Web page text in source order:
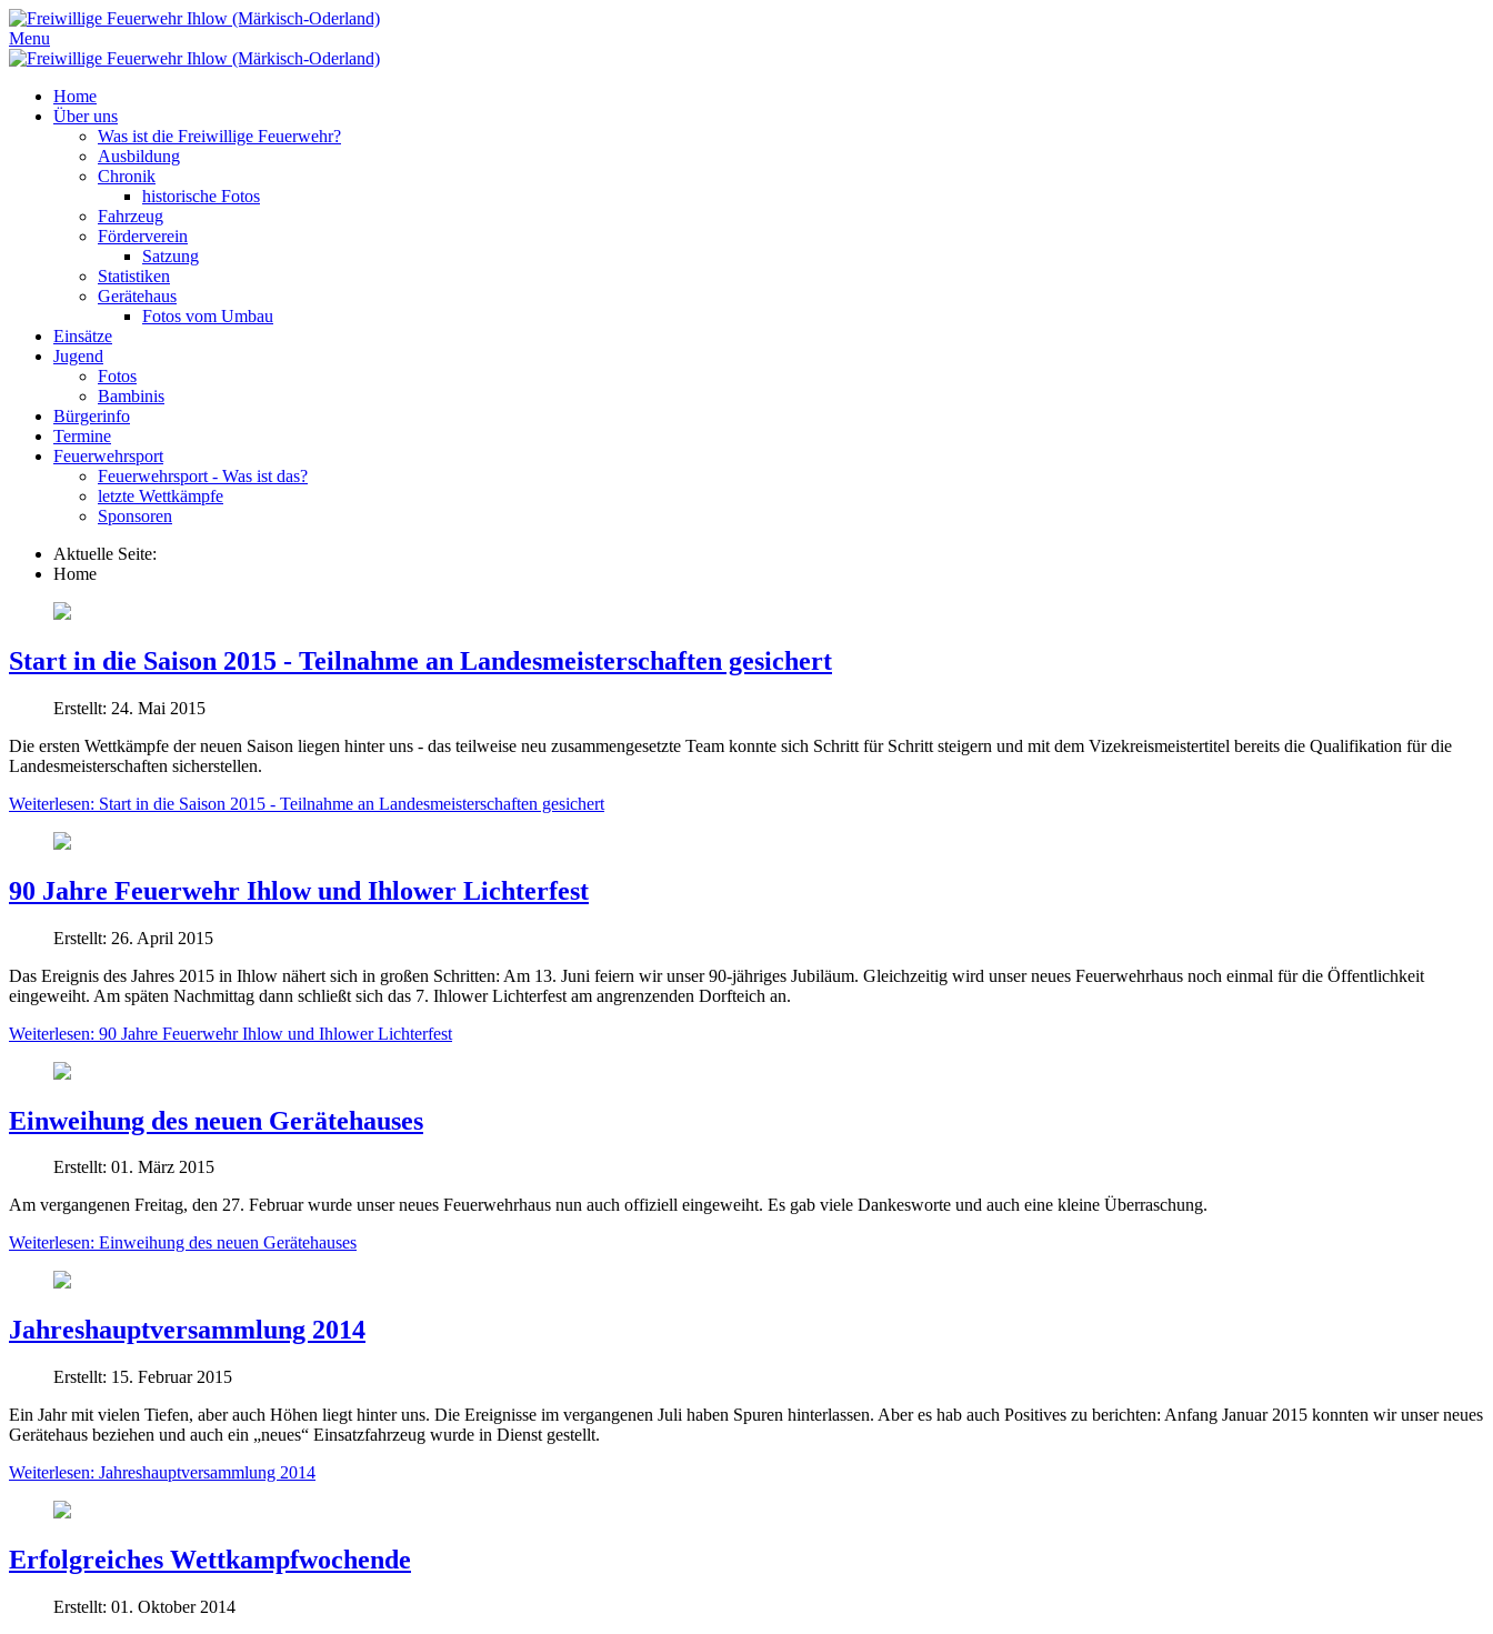
Menu
Home
Über uns
Was ist die Freiwillige Feuerwehr?
Ausbildung
Chronik
historische Fotos
Fahrzeug
Förderverein
Satzung
Statistiken
Gerätehaus
Fotos vom Umbau
Einsätze
Jugend
Fotos
Bambinis
Bürgerinfo
Termine
Feuerwehrsport
Feuerwehrsport - Was ist das?
letzte Wettkämpfe
Sponsoren
Aktuelle Seite:
Home
Start in die Saison 2015 - Teilnahme an Landesmeisterschaften gesichert
Erstellt: 24. Mai 2015
Die ersten Wettkämpfe der neuen Saison liegen hinter uns - das teilweise neu zusammengesetzte Team konnte sich Schritt für Schritt steigern und mit dem Vizekreismeistertitel bereits die Qualifikation für die
Landesmeisterschaften sicherstellen.
Weiterlesen: Start in die Saison 2015 - Teilnahme an Landesmeisterschaften gesichert
90 Jahre Feuerwehr Ihlow und Ihlower Lichterfest
Erstellt: 26. April 2015
Das Ereignis des Jahres 2015 in Ihlow nähert sich in großen Schritten: Am 13. Juni feiern wir unser 90-jähriges Jubiläum. Gleichzeitig wird unser neues Feuerwehrhaus noch einmal für die Öffentlichkeit
eingeweiht. Am späten Nachmittag dann schließt sich das 7. Ihlower Lichterfest am angrenzenden Dorfteich an.
Weiterlesen: 90 Jahre Feuerwehr Ihlow und Ihlower Lichterfest
Einweihung des neuen Gerätehauses
Erstellt: 01. März 2015
Am vergangenen Freitag, den 27. Februar wurde unser neues Feuerwehrhaus nun auch offiziell eingeweiht. Es gab viele Dankesworte und auch eine kleine Überraschung.
Weiterlesen: Einweihung des neuen Gerätehauses
Jahreshauptversammlung 2014
Erstellt: 15. Februar 2015
Ein Jahr mit vielen Tiefen, aber auch Höhen liegt hinter uns. Die Ereignisse im vergangenen Juli haben Spuren hinterlassen. Aber es hab auch Positives zu berichten: Anfang Januar 2015 konnten wir unser neues
Gerätehaus beziehen und auch ein „neues“ Einsatzfahrzeug wurde in Dienst gestellt.
Weiterlesen: Jahreshauptversammlung 2014
Erfolgreiches Wettkampfwochende
Erstellt: 01. Oktober 2014